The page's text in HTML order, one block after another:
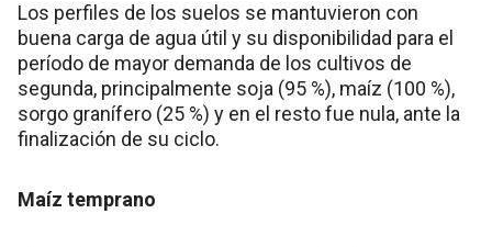
Los perfiles de los suelos se mantuvieron con
buena carga de agua útil y su disponibilidad para el
período de mayor demanda de los cultivos de
segunda, principalmente soja (95 %), maíz (100 %),
sorgo granífero (25 %) y en el resto fue nula, ante la
finalización de su ciclo.
Maíz temprano